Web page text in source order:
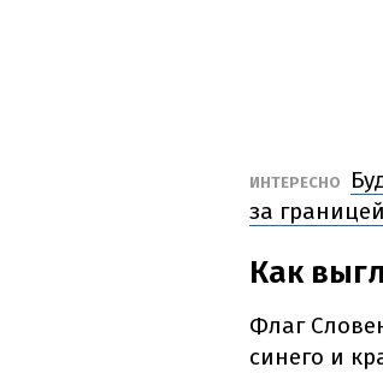
ИНТЕРЕСНО
за
Как
Флаг
синего и